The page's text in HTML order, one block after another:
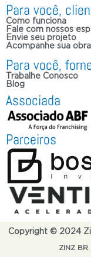
Para você,
Como funciona
Fale com nossos
Envie seu projeto
Acompanhe sua obra
Para você,
Trabalhe Conosco
Blog
Associada
Parceiros
Copyright © 2024
ZINZ BR